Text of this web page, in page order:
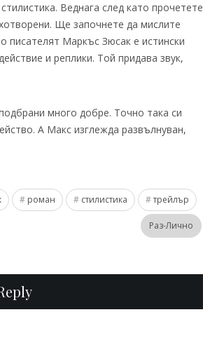
Веднага след като прочетете
Ще започнете да мислите
писателят Маркъс Зюсак е истински
и реплики. Той придава звук,
много добре. Точно така си
А Макс изглежда развълнуван,
роман стилистика трейлър
Раз-Лично